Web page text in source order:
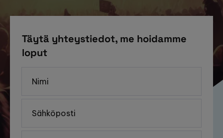
Täytä yhteystiedot, me hoidamme
loput